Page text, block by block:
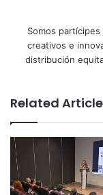
Somos
creativos e
distribución
Related